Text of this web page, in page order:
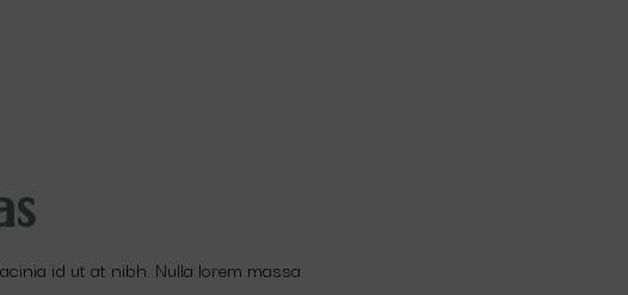
id ut at nibh. Nulla lorem massa